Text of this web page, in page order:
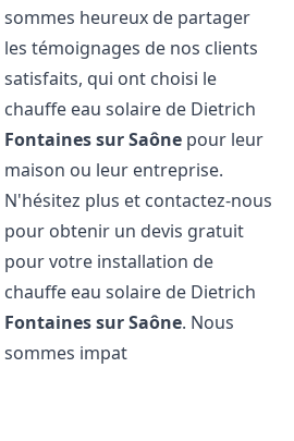
sommes heureux de partager
les témoignages de nos clients
satisfaits, qui ont choisi le
chauffe eau solaire de Dietrich
Fontaines sur Saône pour leur
maison ou leur entreprise.
N'hésitez plus et contactez-nous
pour obtenir un devis gratuit
pour votre installation de
chauffe eau solaire de Dietrich
Fontaines sur Saône. Nous
sommes impat